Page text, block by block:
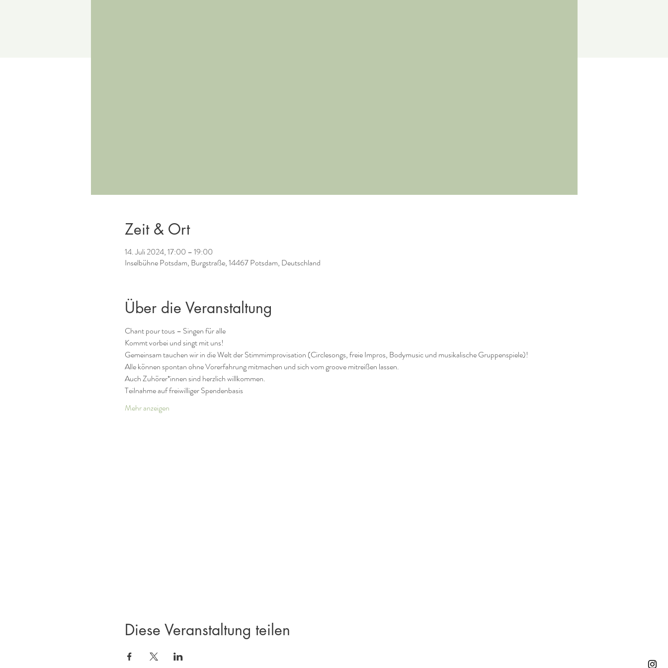
Zeit & Ort
14. Juli 2024, 17:00 – 19:00
Inselbühne Potsdam, Burgstraße, 14467 Potsdam, Deutschland
Über die Veranstaltung
Chant pour tous – Singen für alle
Kommt vorbei und singt mit uns!
Gemeinsam tauchen wir in die Welt der Stimmimprovisation (Circlesongs, freie Impros, Bodymusic und musikalische Gruppenspiele)!
Alle können spontan ohne Vorerfahrung mitmachen und sich vom groove mitreißen lassen.
Auch Zuhörer*innen sind herzlich willkommen.
Teilnahme auf freiwilliger Spendenbasis
Mehr anzeigen
Diese Veranstaltung teilen